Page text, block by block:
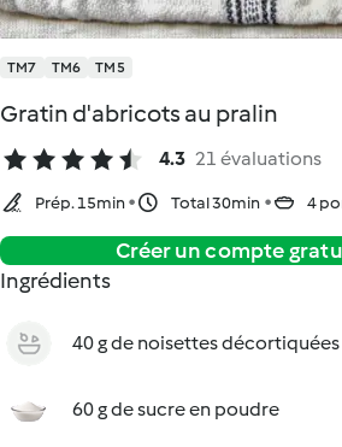
TM7 TM6 TM5
Gratin d'abricots au pralin
4.3 21 évaluations
Prép. 15min Total 30min 4
Créer un compte
Ingrédients
40 g de noisettes décortiquées
60 g de sucre en poudre